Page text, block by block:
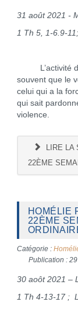
31 août 2021 -
1 Th 5, 1-6.9-
L’activité de
souvent que le
celui qui a la
qui sait
violence.
LIRE LA
22ÈME
HOMÉLIE
22ÈME
Catégorie :
Publication :
30 aoôt 2021 –
1 Th 4-13-17 ;